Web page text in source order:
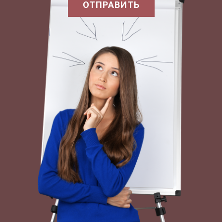
Пришлось ему перейти на нелегальное
положение. В течение 16 лет он жил под
различными фамилиями, скрываясь от полиции.
Джугашвили стал профессиональным
революционером, солдатом подпольной
организации, боровшейся за власть.
Джугашвили среди революционеров был
известен под кличками – Коба, Иванович,
Василий. Он с самого начала относился к типу
социал-демократов организаторов – людей
практики. В нем не чувствовалась
одухотворенная решительность интеллигента,
хотя с 1901 года он регулярно работал в
партийной печати. Его образованность
напоминала образованность самоучки. Его
ОТПРАВИТЬ